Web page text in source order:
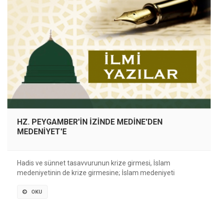
HZ. PEYGAMBER'İN İZİNDE MEDİNE'DEN
MEDENİYET'E
Hadis ve sünnet tasavvurunun krize girmesi, İslam
medeniyetinin de krize girmesine; İslam medeniyeti
OKU